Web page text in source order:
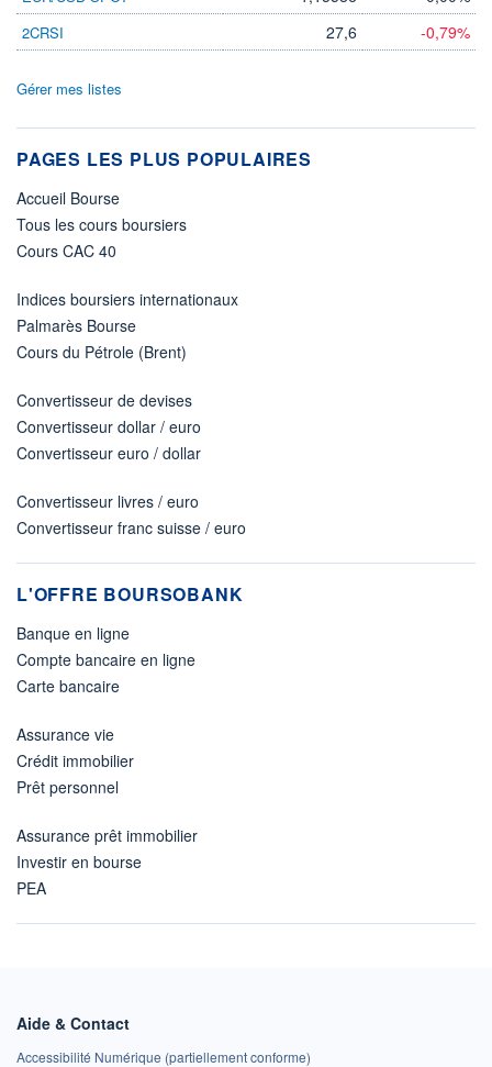
2CRSI 27,6 -0,79%
Gérer mes listes
PAGES LES PLUS POPULAIRES
Accueil Bourse
Tous les cours boursiers
Cours CAC 40
Indices boursiers internationaux
Palmarès Bourse
Cours du Pétrole (Brent)
Convertisseur de devises
Convertisseur dollar / euro
Convertisseur euro / dollar
Convertisseur livres / euro
Convertisseur franc suisse / euro
L'OFFRE BOURSOBANK
Banque en ligne
Compte bancaire en ligne
Carte bancaire
Assurance vie
Crédit immobilier
Prêt personnel
Assurance prêt immobilier
Investir en bourse
PEA
Aide & Contact
Accessibilité Numérique (partiellement conforme)